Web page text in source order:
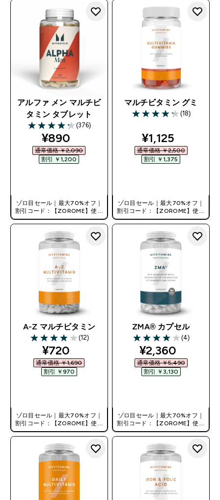
アルファ メン マルチビ
タミン タブレット
4.28 out of 5 stars
(376)
discounted price
¥890‎
通常価格 ￥2,090‎
割引 ￥1,200‎
ゾロ目セール｜最大70%オフ｜
割引コード：【ZOROME】使用
で追加10%オフ！
マルチビタミン グミ
4.22 out of 5 stars
(18)
discounted
¥1,125‎
通常価格 ￥2,500‎
割引 ￥1,375‎
ゾロ目セール｜最大70%オフ｜
割引コード：【ZOROME】使用
で追加10%オフ！
A-Z マルチビタミン
3.92 out of 5 stars
(12)
discounted price
¥720‎
通常価格 ￥1,690‎
割引 ￥970‎
ゾロ目セール｜最大70%オフ｜
割引コード：【ZOROME】使用
で追加10%オフ！
ZMA® カプセル
4 out of 5 stars
(4)
discounted
¥2,360‎
通常価格 ￥5,490‎
割引 ￥3,130‎
ゾロ目セール｜最大70%オフ｜
割引コード：【ZOROME】使用
で追加10%オフ！